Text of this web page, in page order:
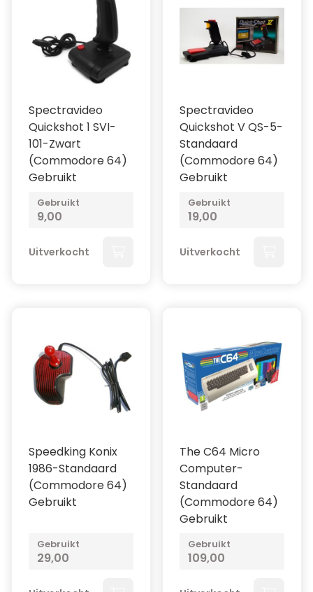
Spectravideo
Quickshot 1 SVI-
101-Zwart
(Commodore 64)
Gebruikt
Gebruikt
9,00
Uitverkocht
Spectravideo
Quickshot V QS-5-
Standaard
(Commodore 64)
Gebruikt
Gebruikt
19,00
Uitverkocht
Speedking Konix
1986-Standaard
(Commodore 64)
Gebruikt
Gebruikt
29,00
The C64 Micro
Computer-
Standaard
(Commodore 64)
Gebruikt
Gebruikt
109,00